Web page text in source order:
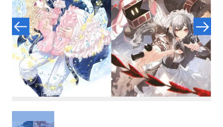
コミック・ラノベ
占い
プロレス
数学